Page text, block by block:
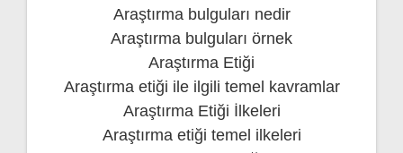
Araştırma bulguları nedir
Araştırma bulguları örnek
Araştırma Etiği
Araştırma etiği ile ilgili temel kavramlar
Araştırma Etiği İlkeleri
Araştırma etiği temel ilkeleri